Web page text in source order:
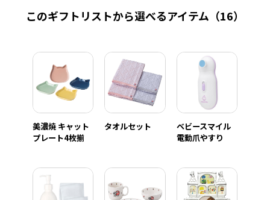
このギフトリストから選べるアイテム （16）
美濃焼 キャット
プレート4枚揃
タオルセット
ベビースマイル
電動爪やすり